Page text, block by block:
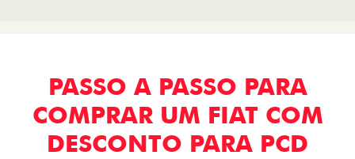
PASSO A PASSO PARA
COMPRAR UM FIAT COM
DESCONTO PARA PCD